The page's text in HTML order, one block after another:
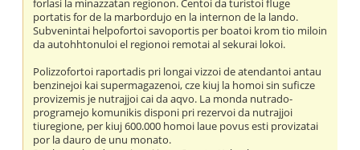
forlasi la minazzatan regionon. Centoi da turistoi fluge
portatis for de la marbordujo en la internon de la lando.
Subvenintai helpofortoi savoportis per boatoi krom tio miloin
da autohhtonuloi el regionoi remotai al sekurai lokoi.
Polizzofortoi raportadis pri longai vizzoi de atendantoi antau
benzinejoi kai supermagazenoi, cze kiuj la homoi sin suficze
provizemis je nutrajjoi cai da aqvo. La monda nutrado-
programejo komunikis disponi pri rezervoi da nutrajjoi
tiuregione, per kiuj 600.000 homoi laue povus esti provizatai
por la dauro de unu monato.